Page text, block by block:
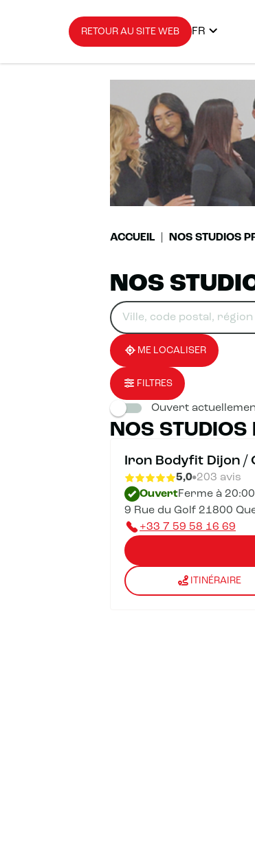
RETOUR AU SITE WEB FR
ACCUEIL NOS STUDIOS
NOS
Veuillez
renseigner
une
adresse
0
résultat(s)
trouvé(s)
ME LOCALISER
FILTRES
Ouvert
NOS STUDIOS
Iron Bodyfit Dijon /
5,0 203 avis
OuvertFerme à 20:00
9 Rue du Golf 21800
+33 7 59 58 16 69
ITINÉRAIRE